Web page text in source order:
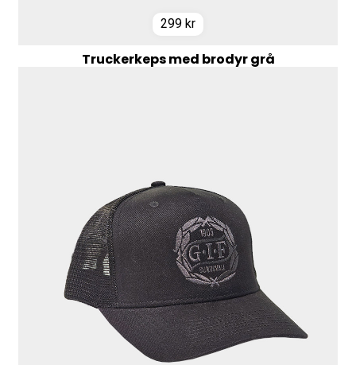
299 kr
Truckerkeps med brodyr grå